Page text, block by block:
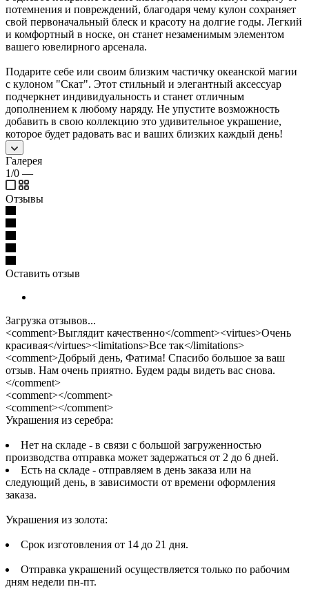
потемнения и повреждений, благодаря чему кулон сохраняет
свой первоначальный блеск и красоту на долгие годы. Легкий
и комфортный в носке, он станет незаменимым элементом
вашего ювелирного арсенала.
Подарите себе или своим близким частичку океанской магии
с кулоном "Скат". Этот стильный и элегантный аксессуар
подчеркнет индивидуальность и станет отличным
дополнением к любому наряду. Не упустите возможность
добавить в свою коллекцию это удивительное украшение,
которое будет радовать вас и ваших близких каждый день!
Галерея
1/0 —
Отзывы
Оставить отзыв
Загрузка отзывов...
<comment>Выглядит качественно</comment><virtues>Очень
красивая</virtues><limitations>Все так</limitations>
<comment>Добрый день, Фатима! Спасибо большое за ваш
отзыв. Нам очень приятно. Будем рады видеть вас снова.
</comment>
<comment></comment>
<comment></comment>
Украшения из серебра:
Нет на складе - в связи с большой загруженностью
производства отправка может задержаться от 2 до 6 дней.
Есть на складе - отправляем в день заказа или на
следующий день, в зависимости от времени оформления
заказа.
Украшения из золота:
Срок изготовления от 14 до 21 дня.
Отправка украшений осуществляется только по рабочим
дням недели пн-пт.